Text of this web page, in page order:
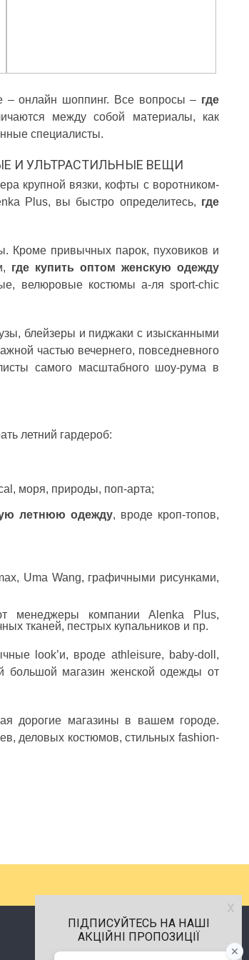
– онлайн шоппинг. Все вопросы – где
между собой материалы, как
специалисты.
И УЛЬТРАСТИЛЬНЫЕ ВЕЩИ
крупной вязки, кофты с воротником-
Plus, вы быстро определитесь, где
Кроме привычных парок, пуховиков и
где купить оптом женскую одежду
велюровые костюмы а-ля sport-chic
блейзеры и пиджаки с изысканными
частью вечернего, повседневного
самого масштабного шоу-рума в
летний гардероб:
моря, природы, поп-арта;
летнюю одежду, вроде кроп-топов,
Uma Wang, графичными рисунками,
менеджеры компании Alenka Plus,
тканей, пестрых купальников и пр.
look’и, вроде athleisure, baby-doll,
большой магазин женской одежды от
дорогие магазины в вашем городе.
деловых костюмов, стильных fashion-
х
ПІДПИСУЙТЕСЬ НА НАШІ
АКЦІЙНІ ПРОПОЗИЦІЇ